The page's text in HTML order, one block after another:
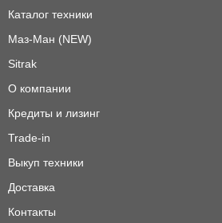
Каталог техники
Маз-Ман (NEW)
Sitrak
О компании
Кредиты и лизинг
Trade-in
Выкуп техники
Доставка
Контакты